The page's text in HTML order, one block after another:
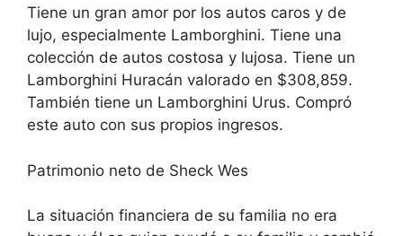
Tiene un gran amor por los autos caros y de
lujo, especialmente Lamborghini. Tiene una
colección de autos costosa y lujosa. Tiene un
Lamborghini Huracán valorado en $308,859.
También tiene un Lamborghini Urus. Compró
este auto con sus propios ingresos.
Patrimonio neto de Sheck Wes
La situación financiera de su familia no era